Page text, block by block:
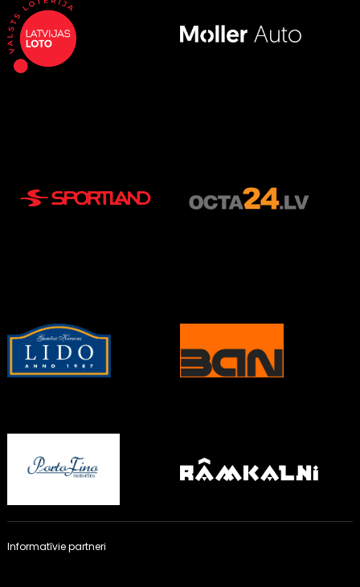
Informatīvie partneri